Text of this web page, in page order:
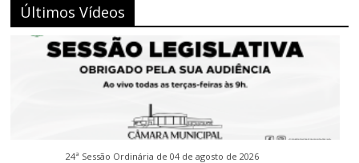
Últimos Vídeos
24ª Sessão Ordinária de 04 de agosto de 2026